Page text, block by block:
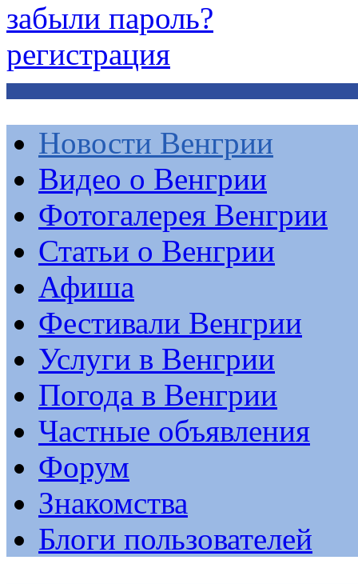
забыли пароль?
регистрация
Новости Венгрии
Видео о Венгрии
Фотогалерея Венгрии
Статьи о Венгрии
Афиша
Фестивали Венгрии
Услуги в Венгрии
Погода в Венгрии
Частные объявления
Форум
Знакомства
Блоги пользователей